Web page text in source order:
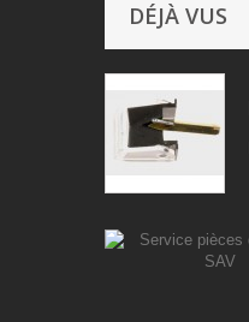
DÉJÀ VUS